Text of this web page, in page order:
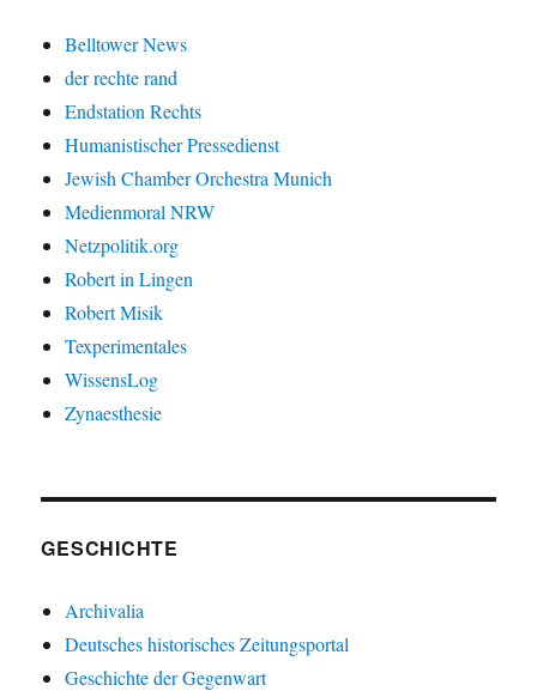
Belltower News
der rechte rand
Endstation Rechts
Humanistischer Pressedienst
Jewish Chamber Orchestra Munich
Medienmoral NRW
Netzpolitik.org
Robert in Lingen
Robert Misik
Texperimentales
WissensLog
Zynaesthesie
GESCHICHTE
Archivalia
Deutsches historisches Zeitungsportal
Geschichte der Gegenwart